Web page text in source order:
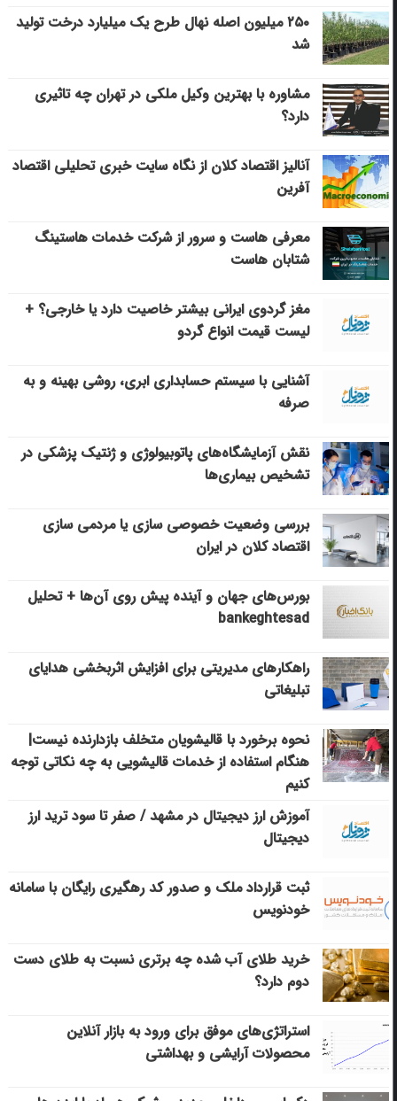
۲۵۰ میلیون اصله نهال طرح یک میلیارد درخت تولید
شد
مشاوره با بهترین وکیل ملکی در تهران چه تاثیری
دارد؟
آنالیز اقتصاد کلان از نگاه سایت خبری تحلیلی اقتصاد
آفرین
معرفی هاست و سرور از شرکت خدمات هاستینگ
شتابان هاست
مغز گردوی ایرانی بیشتر خاصیت دارد یا خارجی؟ +
لیست قیمت انواع گردو
آشنایی با سیستم حسابداری ابری، روشی بهینه و به
صرفه
نقش آزمایشگاه‌های پاتوبیولوژی و ژنتیک پزشکی در
تشخیص بیماری‌ها
بررسی وضعیت خصوصی سازی یا مردمی سازی
اقتصاد کلان در ایران
بورس‌های جهان و آینده پیش روی آن‌ها + تحلیل
bankeghtesad
راهکارهای مدیریتی برای افزایش اثربخشی هدایای
تبلیغاتی
نحوه برخورد با قالیشویان متخلف بازدارنده نیست|
هنگام استفاده از خدمات قالیشویی به چه نکاتی توجه
کنیم
آموزش ارز دیجیتال در مشهد / صفر تا سود ترید ارز
دیجیتال
ثبت قرارداد ملک و صدور کد رهگیری رایگان با سامانه
خودنویس
خرید طلای آب شده چه برتری نسبت به طلای دست
دوم دارد؟
استراتژی‌های موفق برای ورود به بازار آنلاین
محصولات آرایشی و بهداشتی